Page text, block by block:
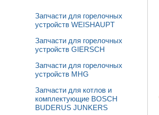
Запчасти для горелочных
устройств WEISHAUPT
Запчасти для горелочных
устройств GIERSCH
Запчасти для горелочных
устройств MHG
Запчасти для котлов и
комплектующие BOSCH
BUDERUS JUNKERS